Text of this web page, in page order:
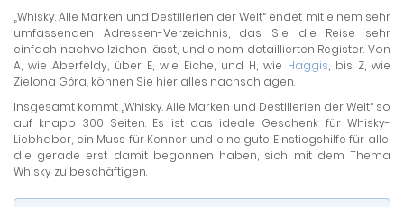
„Whisky. Alle Marken und Destillerien der Welt“ endet mit einem sehr
umfassenden Adressen-Verzeichnis, das Sie die Reise sehr
einfach nachvollziehen lässt, und einem detaillierten Register. Von
A, wie Aberfeldy, über E, wie Eiche, und H, wie Haggis, bis Z, wie
Zielona Góra, können Sie hier alles nachschlagen.
Insgesamt kommt „Whisky. Alle Marken und Destillerien der Welt“ so
auf knapp 300 Seiten. Es ist das ideale Geschenk für Whisky-
Liebhaber, ein Muss für Kenner und eine gute Einstiegshilfe für alle,
die gerade erst damit begonnen haben, sich mit dem Thema
Whisky zu beschäftigen.